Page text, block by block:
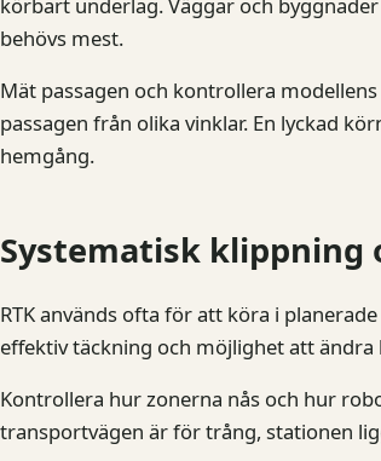
behövs mest.
Mät passagen och kontrollera
passagen från olika vinklar. En lyckad
hemgång.
Systematisk klippning
RTK används ofta för att köra i
effektiv täckning och möjlighet att
Kontrollera hur zonerna nås och hur
transportvägen är för trång, stationen